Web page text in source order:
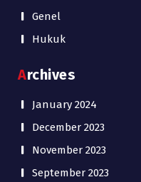
Genel
Hukuk
Archives
January 2024
December 2023
November 2023
September 2023